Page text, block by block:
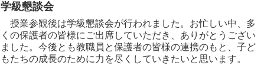
学級懇談会
授業参観後は学級懇談会が行われました。お忙しい中、多
くの保護者の皆様にご出席していただき、ありがとうござい
ました。今後とも教職員と保護者の皆様の連携のもと、子ど
もたちの成長のために力を尽くしていきたいと思います。